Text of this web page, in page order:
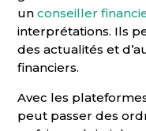
unconseiller
interprétations. Ils
des actualités et
financiers.
Avec les
peut passer des